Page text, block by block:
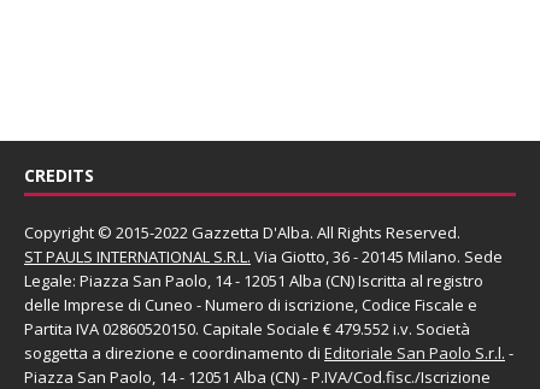
CREDITS
Copyright © 2015-2022 Gazzetta D'Alba. All Rights Reserved.
ST PAULS INTERNATIONAL S.R.L. Via Giotto, 36 - 20145 Milano. Sede
Legale: Piazza San Paolo, 14 - 12051 Alba (CN) Iscritta al registro
delle Imprese di Cuneo - Numero di iscrizione, Codice Fiscale e
Partita IVA 02860520150. Capitale Sociale € 479.552 i.v. Società
soggetta a direzione e coordinamento di Editoriale San Paolo S.r.l. -
Piazza San Paolo, 14 - 12051 Alba (CN) - P.IVA/Cod.fisc./Iscrizione